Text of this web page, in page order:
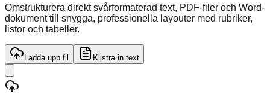
Omstrukturera direkt svårformaterad text, PDF-filer och Word-
dokument till snygga, professionella layouter med rubriker,
listor och tabeller.
Ladda upp fil Klistra in text